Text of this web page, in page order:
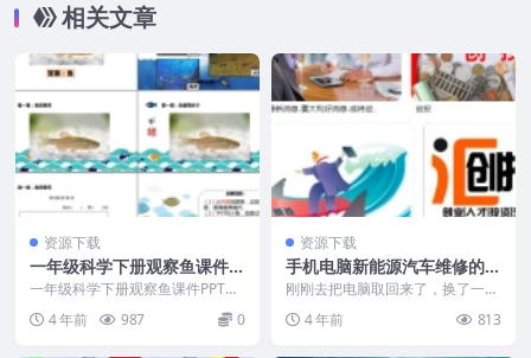
相关文章
资源下载
一年级科学下册观察鱼课件P
PT，幼儿园科学教案
一年级科学下册观察鱼课件PPT共
15页，可下载编辑。 猜一猜： 有
头没有手，有尾...
4 年前 987 0
资源下载
手机电脑新能源汽车维修的利
润真的高因为主要是人力费
刚刚去把电脑取回来了，换了一个
就修好了。还价没...
4 年前 813